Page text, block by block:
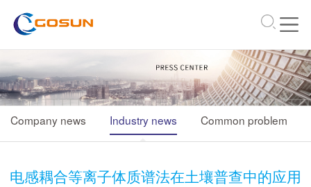
Company news Industry news Common problem
电感耦合等离子体质谱法在土壤普查中的应用